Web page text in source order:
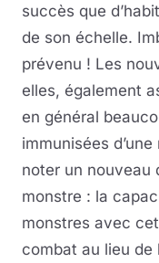
succès que
de son échelle.
prévenu ! Les
elles, également
en général
immunisées
noter un nouveau
monstre : la
monstres avec
combat au lieu de